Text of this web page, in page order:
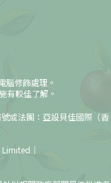
腦修飾處理。
有較佳了解。
或法團：亞設貝佳國際（香
｜